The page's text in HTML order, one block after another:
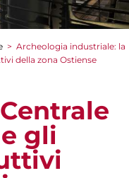
> Archeologia industriale: la
della zona Ostiense
gli